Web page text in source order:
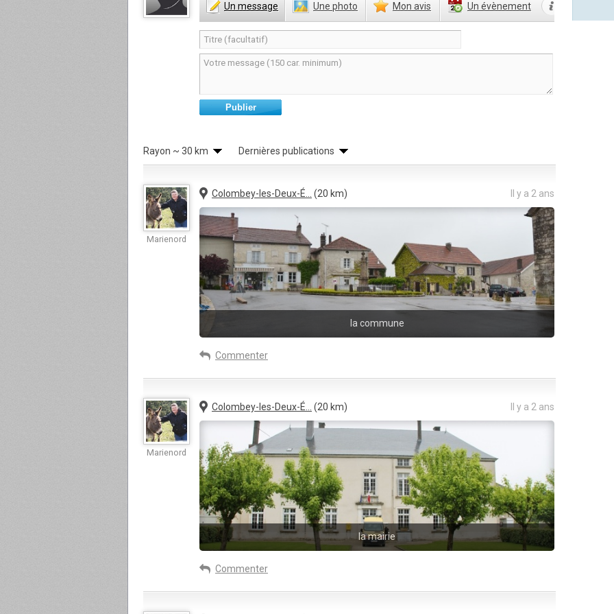
Un message Une photo Mon avis Un évènement
Publier
Rayon ~ 30 km Dernières publications
Marienord
Il y a 2 ans
Colombey-les-Deux-É... (20 km)
la commune
Commenter
Marienord
Il y a 2 ans
Colombey-les-Deux-É... (20 km)
la mairie
Commenter